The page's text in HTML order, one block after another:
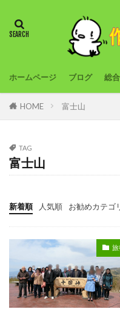
ホームページ ブログ 総
HOME 富士山
TAG
富士山
新着順 人気順 お勧めカテゴ
旅行
農作業
創作活動
外出プログ
旅